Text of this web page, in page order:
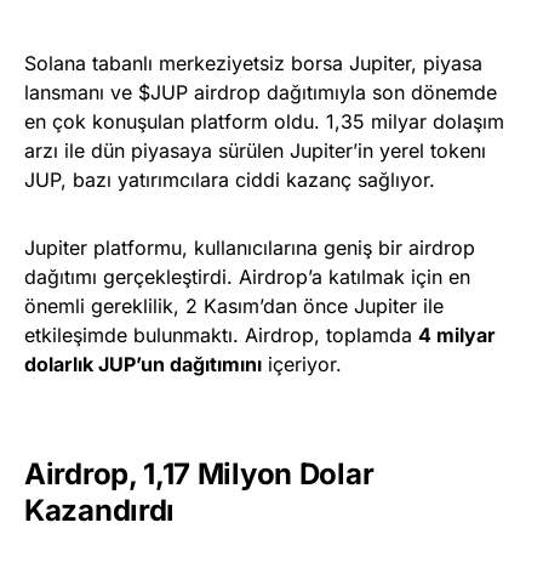
Solana tabanlı merkeziyetsiz borsa Jupiter, piyasa
lansmanı ve $JUP airdrop dağıtımıyla son dönemde
en çok konuşulan platform oldu. 1,35 milyar dolaşım
arzı ile dün piyasaya sürülen Jupiter’in yerel tokenı
JUP, bazı yatırımcılara ciddi kazanç sağlıyor.
Jupiter platformu, kullanıcılarına geniş bir airdrop
dağıtımı gerçekleştirdi. Airdrop’a katılmak için en
önemli gereklilik, 2 Kasım’dan önce Jupiter ile
etkileşimde bulunmaktı. Airdrop, toplamda 4 milyar
dolarlık JUP’un dağıtımını içeriyor.
Airdrop, 1,17 Milyon Dolar
Kazandırdı